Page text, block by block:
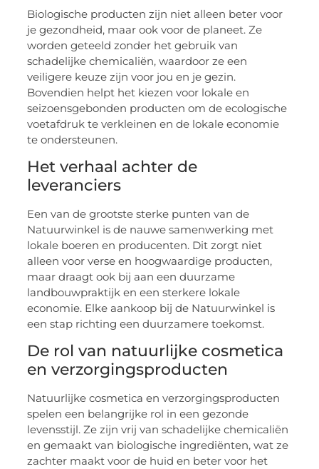
Biologische producten zijn niet alleen beter voor
je gezondheid, maar ook voor de planeet. Ze
worden geteeld zonder het gebruik van
schadelijke chemicaliën, waardoor ze een
veiligere keuze zijn voor jou en je gezin.
Bovendien helpt het kiezen voor lokale en
seizoensgebonden producten om de ecologische
voetafdruk te verkleinen en de lokale economie
te ondersteunen.
Het verhaal achter de
leveranciers
Een van de grootste sterke punten van de
Natuurwinkel is de nauwe samenwerking met
lokale boeren en producenten. Dit zorgt niet
alleen voor verse en hoogwaardige producten,
maar draagt ook bij aan een duurzame
landbouwpraktijk en een sterkere lokale
economie. Elke aankoop bij de Natuurwinkel is
een stap richting een duurzamere toekomst.
De rol van natuurlijke cosmetica
en verzorgingsproducten
Natuurlijke cosmetica en verzorgingsproducten
spelen een belangrijke rol in een gezonde
levensstijl. Ze zijn vrij van schadelijke chemicaliën
en gemaakt van biologische ingrediënten, wat ze
zachter maakt voor de huid en beter voor het